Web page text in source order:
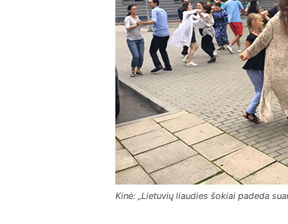
Kinė: „Lietuvių liaudies šokiai padeda